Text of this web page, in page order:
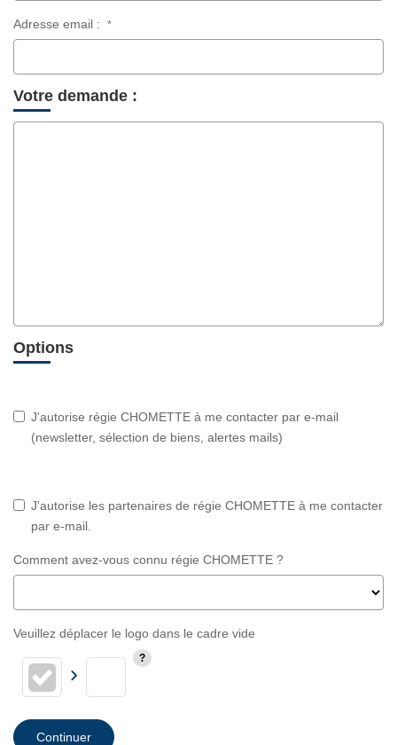
Adresse email : *
Votre demande :
Options
J'autorise régie CHOMETTE à me contacter par e-mail
(newsletter, sélection de biens, alertes mails)
J'autorise les partenaires de régie CHOMETTE à me contacter
par e-mail.
Comment avez-vous connu régie CHOMETTE ?
Veuillez déplacer le logo dans le cadre vide
Continuer